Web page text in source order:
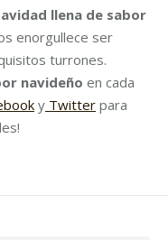
llena de sabor
enorgullece ser
turrones.
navideño en cada
y Twitter para